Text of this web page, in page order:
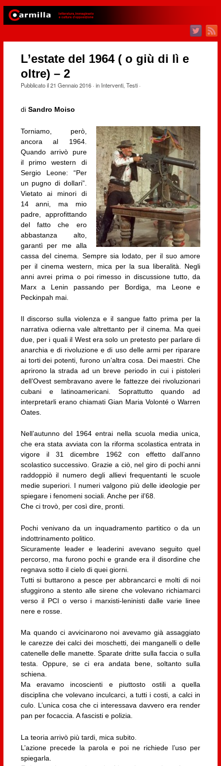
L’estate del 1964 ( o giù di lì e
oltre) – 2
Pubblicato il21 Gennaio 2016· in Interventi,Testi·
di Sandro Moiso
Torniamo, però,
ancora al 1964.
Quando arrivò pure
il primo western di
Sergio Leone: “Per
un pugno di dollari”.
Vietato ai minori di
14 anni, ma mio
padre, approfittando
del fatto che ero
abbastanza alto,
garantì per me alla
cassa del cinema. Sempre sia lodato, per il suo amore
per il cinema western, mica per la sua liberalità. Negli
anni avrei prima o poi rimesso in discussione tutto, da
Marx a Lenin passando per Bordiga, ma Leone e
Peckinpah mai.
Il discorso sulla violenza e il sangue fatto prima per la
narrativa odierna vale altrettanto per il cinema. Ma quei
due, per i quali il West era solo un pretesto per parlare di
anarchia e di rivoluzione e di uso delle armi per riparare
ai torti dei potenti, furono un’altra cosa. Dei maestri. Che
aprirono la strada ad un breve periodo in cui i pistoleri
dell’Ovest sembravano avere le fattezze dei rivoluzionari
cubani e latinoamericani. Soprattutto quando ad
interpretarli erano chiamati Gian Maria Volonté o Warren
Oates.
Nell’autunno del 1964 entrai nella scuola media unica,
che era stata avviata con la riforma scolastica entrata in
vigore il 31 dicembre 1962 con effetto dall’anno
scolastico successivo. Grazie a ciò, nel giro di pochi anni
raddoppiò il numero degli allievi frequentanti le scuole
medie superiori. I numeri valgono più delle ideologie per
spiegare i fenomeni sociali. Anche per il’68.
Che ci trovò, per così dire, pronti.
Pochi venivano da un inquadramento partitico o da un
indottrinamento politico.
Sicuramente leader e leaderini avevano seguito quel
percorso, ma furono pochi e grande era il disordine che
regnava sotto il cielo di quei giorni.
Tutti si buttarono a pesce per abbrancarci e molti di noi
sfuggirono a stento alle sirene che volevano richiamarci
verso il PCI o verso i marxisti-leninisti dalle varie linee
nere e rosse.
Ma quando ci avvicinarono noi avevamo già assaggiato
le carezze dei calci dei moschetti, dei manganelli o delle
catenelle delle manette. Sparate dritte sulla faccia o sulla
testa. Oppure, se ci era andata bene, soltanto sulla
schiena.
Ma eravamo incoscienti e piuttosto ostili a quella
disciplina che volevano inculcarci, a tutti i costi, a calci in
culo. L’unica cosa che ci interessava davvero era render
pan per focaccia. A fascisti e polizia.
La teoria arrivò più tardi, mica subito.
L’azione precede la parola e poi ne richiede l’uso per
spiegarla.